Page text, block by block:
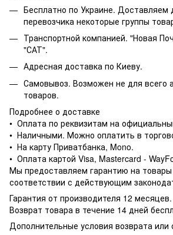
Бесплатно по Украине. Доставляем
перевозчика некоторые группы
Транспортной компанией. "Новая
"САТ".
Адресная доставка по Киеву.
Самовывоз. Возможен не для всего
товаров.
Подробнее о доставке
• Оплата по реквизитам на
• Наличными. Можно оплатить в
• На карту Приватбанка, Mono.
• Оплата картой Visa, Mastercard -
Мы предоставляем гарантию на товары
соответствии с действующим
Гарантия от производителя 12 месяцев.
Возврат товара в течение 14 дней
Дополнительные условия возврата или